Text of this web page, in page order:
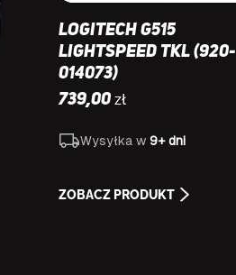
Logitech G515
Lightspeed TKL (920-
014073)
739,00 zł
Wysyłka w 9+ dni
ZOBACZ PRODUKT